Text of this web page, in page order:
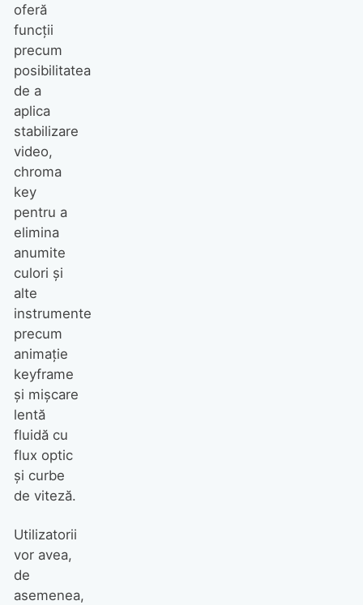
oferă
funcții
precum
posibilitatea
de a
aplica
stabilizare
video,
chroma
key
pentru a
elimina
anumite
culori și
alte
instrumente
precum
animație
keyframe
și mișcare
lentă
fluidă cu
flux optic
și curbe
de viteză.
Utilizatorii
vor avea,
de
asemenea,